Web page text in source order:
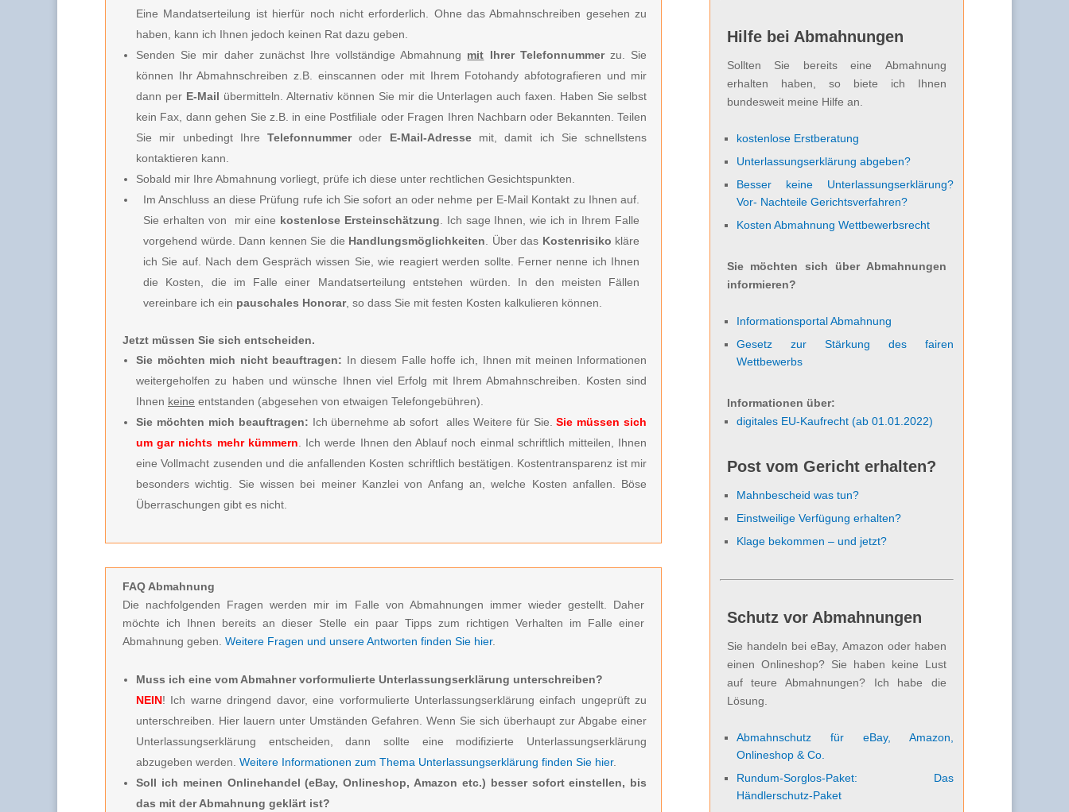
Eine Mandatserteilung ist hierfür noch nicht erforderlich. Ohne das Abmahnschreiben gesehen zu
haben, kann ich Ihnen jedoch keinen Rat dazu geben.
Senden Sie mir daher zunächst Ihre vollständige Abmahnung mit Ihrer Telefonnummerzu. Sie
können Ihr Abmahnschreiben z.B. einscannen oder mit Ihrem Fotohandy abfotografieren und mir
dann per E-Mail übermitteln. Alternativ können Sie mir die Unterlagen auch faxen. Haben Sie selbst
kein Fax, dann gehen Sie z.B. in eine Postfiliale oder Fragen Ihren Nachbarn oder Bekannten. Teilen
Sie mir unbedingt IhreTelefonnummeroder E-Mail-Adressemit, damit ich Sie schnellstens
kontaktieren kann.
Sobald mir Ihre Abmahnung vorliegt, prüfe ich diese unter rechtlichen Gesichtspunkten.
Im Anschluss an diese Prüfung rufe ich Siesofort an oder nehme per E-Mail Kontakt zu Ihnen auf.
Sie erhalten von
mir eine kostenlose Ersteinschätzung . Ich sage Ihnen, wie ich in Ihrem Falle
vorgehend würde. Dann kennen Sie die Handlungsmöglichkeiten . Über das Kostenrisiko kläre
ich Sie auf. Nach dem Gespräch wissen Sie, wie reagiert werden sollte. Ferner nenne ich Ihnen
die Kosten, die im Falle einer Mandatserteilung entstehen würden. In den meisten Fällen
vereinbare ich ein pauschales Honorar, so dass Sie mit festen Kosten kalkulieren können.
Jetzt müssen Sie sich entscheiden.
Sie möchten mich nicht beauftragen: In diesem Falle hoffe ich, Ihnen mit meinen Informationen
weitergeholfen zu haben und wünsche Ihnen viel Erfolg mit Ihrem Abmahnschreiben. Kosten sind
Ihnen keine entstanden (abgesehen von etwaigen Telefongebühren).
Sie möchten mich beauftragen: Ich übernehme ab sofort alles Weitere für Sie.Sie müssen sich
um gar nichts mehr kümmern . Ich werde Ihnen den Ablauf noch einmal schriftlich mitteilen, Ihnen
eine Vollmacht zusenden und die anfallenden Kosten schriftlich bestätigen. Kostentransparenz ist mir
besonders wichtig. Sie wissen bei meiner Kanzlei von Anfang an, welche Kosten anfallen. Böse
Überraschungen gibt es nicht.
FAQ Abmahnung
Die nachfolgenden Fragen werden mir im Falle von Abmahnungen immer wieder gestellt. Daher
möchte ich Ihnen bereits an dieser Stelle ein paar Tipps zum richtigen Verhalten im Falle einer
Abmahnung geben. Weitere Fragen und unsere Antworten finden Sie hier.
Muss ich eine vom Abmahner vorformulierte Unterlassungserklärung unterschreiben?
NEIN! Ich warne dringend davor, eine vorformulierte Unterlassungserklärung einfach ungeprüft zu
unterschreiben. Hier lauern unter Umständen Gefahren. Wenn Sie sich überhaupt zur Abgabe einer
Unterlassungserklärung entscheiden, dann sollte eine modifizierte Unterlassungserklärung
abzugeben werden. Weitere Informationen zum Thema Unterlassungserklärung finden Sie hier.
Soll ich meinen Onlinehandel (eBay, Onlineshop, Amazon etc.) besser sofort einstellen, bis
das mit der Abmahnung geklärt ist?
Hilfe bei Abmahnungen
Sollten Sie bereits eine Abmahnung
erhalten haben, so biete ich Ihnen
bundesweit meine Hilfe an.
kostenlose Erstberatung
Unterlassungserklärung abgeben?
Besser keine Unterlassungserklärung?
Vor- Nachteile Gerichtsverfahren?
Kosten Abmahnung Wettbewerbsrecht
Sie möchten sich über Abmahnungen
informieren?
Informationsportal Abmahnung
Gesetz zur Stärkung des fairen
Wettbewerbs
Informationen über:
digitales EU-Kaufrecht (ab 01.01.2022)
Post vom Gericht erhalten?
Mahnbescheid was tun?
Einstweilige Verfügung erhalten?
Klage bekommen – und jetzt?
Schutz vor Abmahnungen
Sie handeln bei eBay, Amazon oder haben
einen Onlineshop? Sie haben keine Lust
auf teure Abmahnungen? Ich habe die
Lösung.
Abmahnschutz für eBay, Amazon,
Onlineshop & Co.
Rundum-Sorglos-Paket: Das
Händlerschutz-Paket